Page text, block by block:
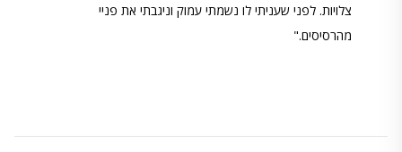
צלויות. לפני שעניתי לו נשמתי עמוק וניגבתי את פניי
מהרסיסים."